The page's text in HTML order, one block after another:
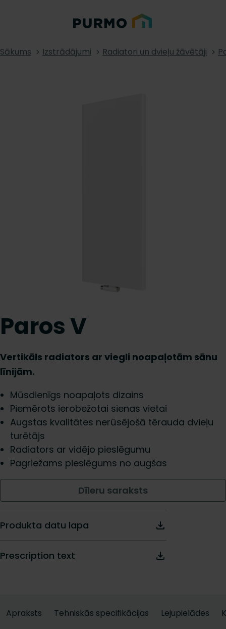
Sākums Izstrādājumi Radiatori un dvieļu žāvētāji
Paros V
Vertikāls radiators ar viegli noapaļotām sānu
līnijām.
Mūsdienīgs noapaļots dizains
Piemērots ierobežotai sienas vietai
Augstas kvalitātes nerūsējošā tērauda dvieļu
turētājs
Radiators ar vidējo pieslēgumu
Pagriežams pieslēgums no augšas
Dīleru saraksts
Produkta datu lapa
Prescription text
Apraksts Tehniskās specifikācijas Lejupielādes